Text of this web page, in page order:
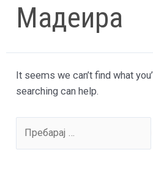
Мадеира
It seems we can’t find what
searching can help.